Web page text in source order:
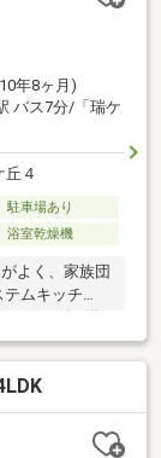
年8ヶ月)
バス7分/「瑞ケ
４
駐車場あり
浴室乾燥機
よく、家族団
ムキッチ
と入浴いただ
以上ございま
■南西向き
す。■小屋裏